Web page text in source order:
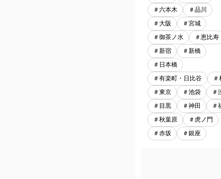
＃六本木
＃品川
＃大阪
＃宮城
＃御茶ノ水
＃恵比寿
＃新宿
＃新橋
＃日本橋
＃有楽町・日比谷
＃東京
＃池袋
＃
＃目黒
＃神田
＃
＃秋葉原
＃虎ノ門
＃赤坂
＃銀座